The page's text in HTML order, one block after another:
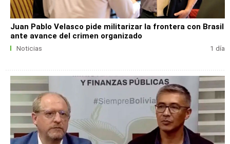
Juan Pablo Velasco pide militarizar la frontera con Brasil
ante avance del crimen organizado
Noticias 1 día